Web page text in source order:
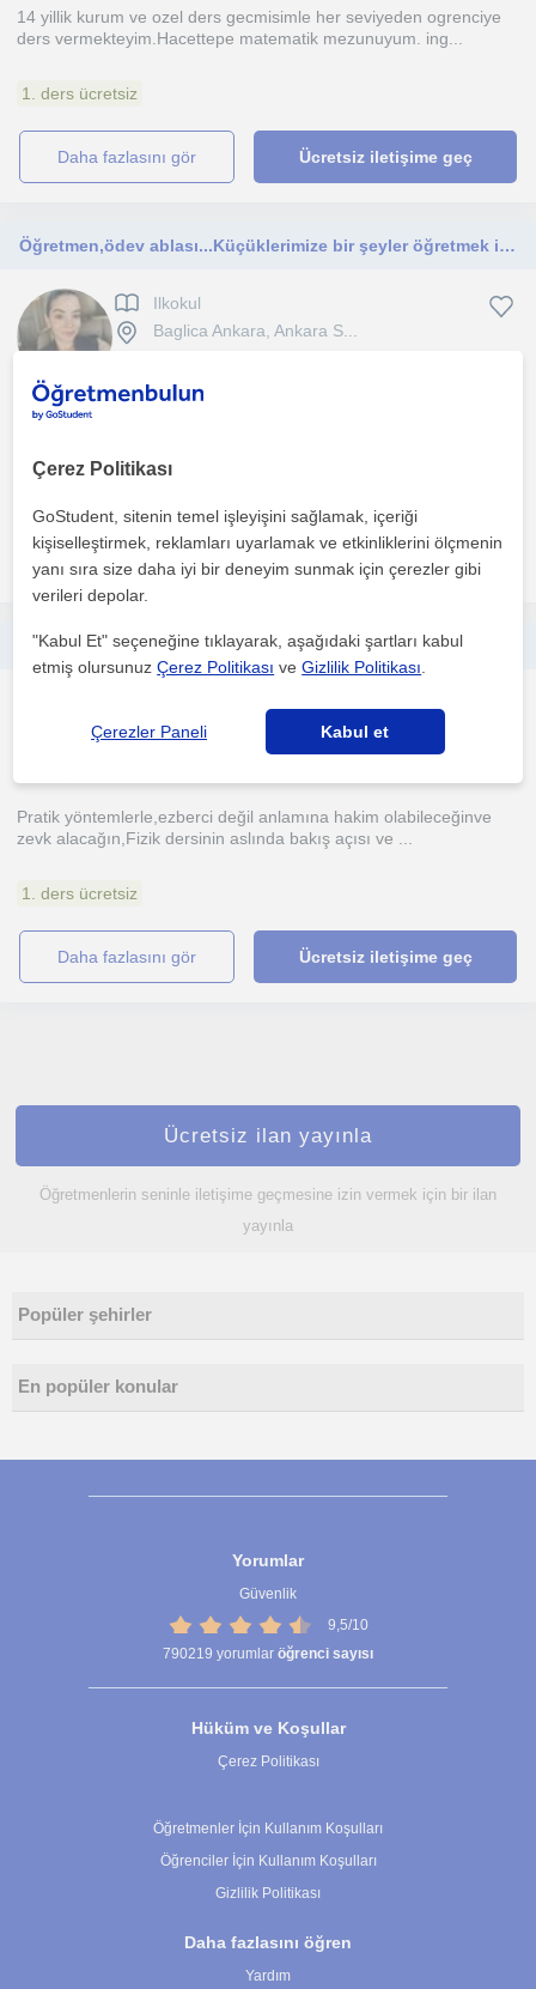
14 yillik kurum ve ozel ders gecmisimle her seviyeden ogrenciye
ders vermekteyim.Hacettepe matematik mezunuyum. ing...
1. ders ücretsiz
daha fazlasını gör Ücretsiz iletişime geç
Öğretmen,ödev ablası...Küçüklerimize bir şeyler öğretmek için uygun fiyatli derslerle buradayım
Ilkokul
Baglica Ankara, Ankara S...
Merhabalar.Ögrencilik yillarimda baslayan online ögretmenlik
daha fazlasını gör Ücretsiz iletişime geç
Lise öğrencileri için,her sınıf düzeyinde fizik dersi verilir
Baglica Ankara, Baglica ...
Pratik yöntemlerle,ezberci değil anlamına hakim olabileceğinve
zevk alacağın,Fizik dersinin aslında bakış açısı ve ...
1. ders ücretsiz
daha fazlasını gör Ücretsiz iletişime geç
Ücretsiz ilan yayınla
Öğretmenlerin seninle iletişime geçmesine izin vermek için bir ilan
yayınla
Popüler şehirler
En popüler konular
Yorumlar
Güvenlik
9,5/10
790219 yorumlar öğrenci sayısı
Hüküm ve Koşullar
Çerez Politikası
Öğretmenler İçin Kullanım Koşulları
Öğrenciler İçin Kullanım Koşulları
Gizlilik Politikası
Daha fazlasını öğren
Yardım
Çerez Politikası
GoStudent, sitenin temel işleyişini sağlamak, içeriği
kişiselleştirmek, reklamları uyarlamak ve etkinliklerini ölçmenin
yanı sıra size daha iyi bir deneyim sunmak için çerezler gibi
verileri depolar.
"Kabul Et" seçeneğine tıklayarak, aşağıdaki şartları kabul
etmiş olursunuzÇerez Politikası veGizlilik Politikası
Çerezler Paneli Kabul et